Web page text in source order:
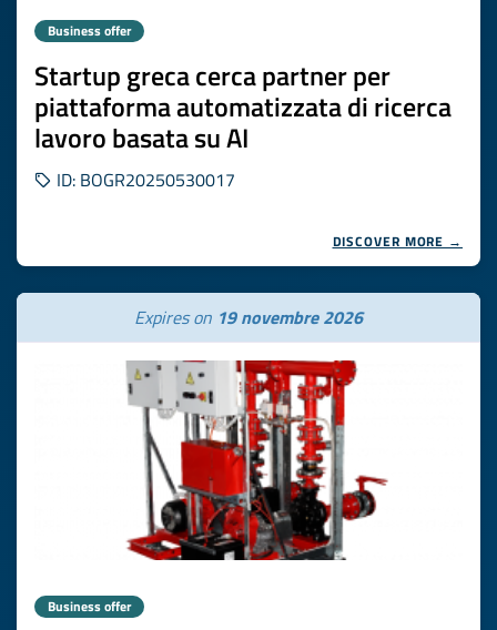
Business offer
Startup greca cerca partner per
piattaforma automatizzata di ricerca
lavoro basata su AI
ID: BOGR20250530017
DISCOVER MORE →
Expires on 19 novembre 2026
Business offer